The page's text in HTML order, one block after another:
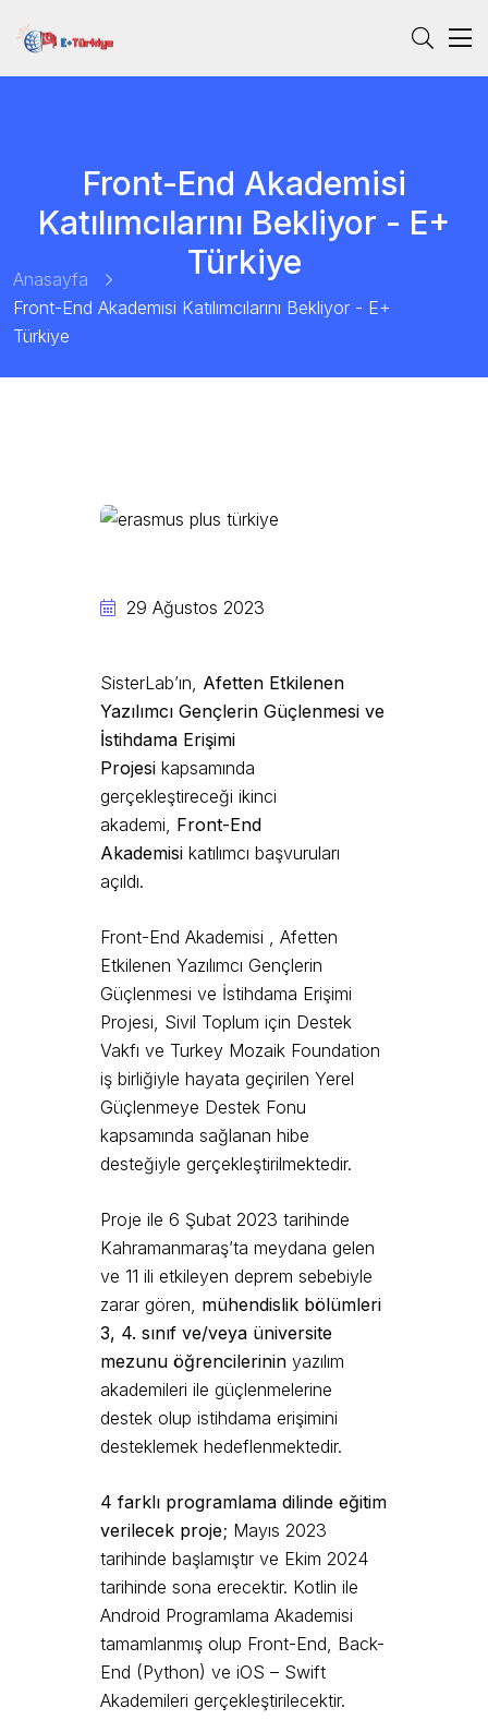
Front-End Akademisi
Katılımcılarını Bekliyor - E+
Türkiye
Anasayfa
Front-End Akademisi Katılımcılarını Bekliyor - E+
Türkiye
29 Ağustos 2023
SisterLab’ın, Afetten Etkilenen
Yazılımcı Gençlerin Güçlenmesi ve
İstihdama Erişimi
Projesi kapsamında
gerçekleştireceği ikinci
akademi, Front-End
Akademisi katılımcı başvuruları
açıldı.
Front-End Akademisi , Afetten
Etkilenen Yazılımcı Gençlerin
Güçlenmesi ve İstihdama Erişimi
Projesi, Sivil Toplum için Destek
Vakfı ve Turkey Mozaik Foundation
iş birliğiyle hayata geçirilen Yerel
Güçlenmeye Destek Fonu
kapsamında sağlanan hibe
desteğiyle gerçekleştirilmektedir.
Proje ile 6 Şubat 2023 tarihinde
Kahramanmaraş’ta meydana gelen
ve 11 ili etkileyen deprem sebebiyle
zarar gören, mühendislik bölümleri
3, 4. sınıf ve/veya üniversite
mezunu öğrencilerinin yazılım
akademileri ile güçlenmelerine
destek olup istihdama erişimini
desteklemek hedeflenmektedir.
4 farklı programlama dilinde eğitim
verilecek proje; Mayıs 2023
tarihinde başlamıştır ve Ekim 2024
tarihinde sona erecektir. Kotlin ile
Android Programlama Akademisi
tamamlanmış olup Front-End, Back-
End (Python) ve iOS – Swift
Akademileri gerçekleştirilecektir.